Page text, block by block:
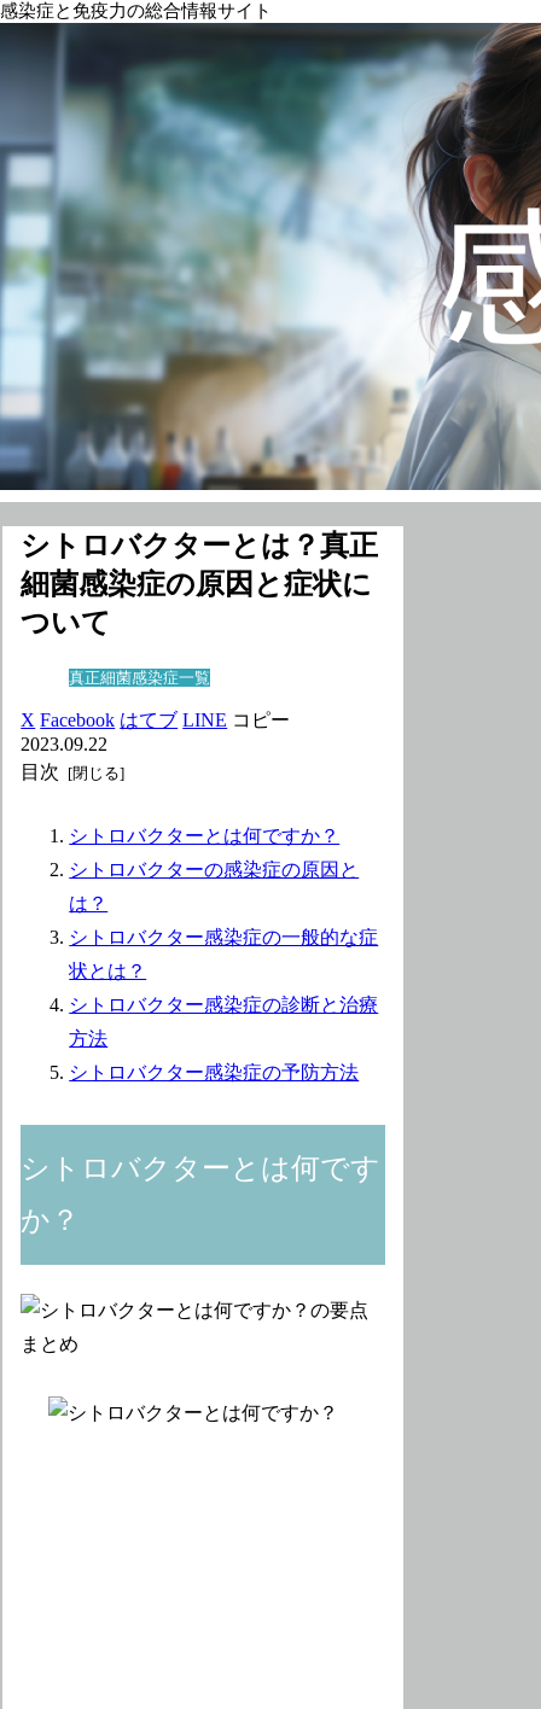
感染症と免疫力の総合情報サイト
シトロバクターとは？真正
細菌感染症の原因と症状に
ついて
真正細菌感染症一覧
X Facebook はてブ LINE コピー
2023.09.22
目次
シトロバクターとは何ですか？
シトロバクターの感染症の原因と
は？
シトロバクター感染症の一般的な症
状とは？
シトロバクター感染症の診断と治療
方法
シトロバクター感染症の予防方法
シトロバクターとは何です
か？